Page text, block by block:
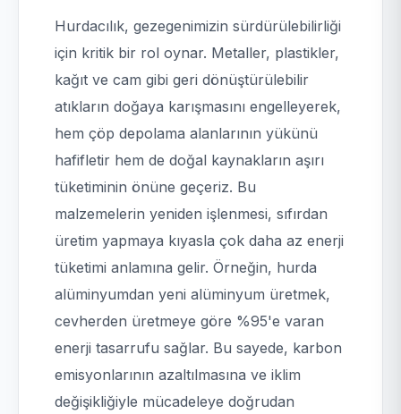
Hurdacılık, gezegenimizin sürdürülebilirliği
için kritik bir rol oynar. Metaller, plastikler,
kağıt ve cam gibi geri dönüştürülebilir
atıkların doğaya karışmasını engelleyerek,
hem çöp depolama alanlarının yükünü
hafifletir hem de doğal kaynakların aşırı
tüketiminin önüne geçeriz. Bu
malzemelerin yeniden işlenmesi, sıfırdan
üretim yapmaya kıyasla çok daha az enerji
tüketimi anlamına gelir. Örneğin, hurda
alüminyumdan yeni alüminyum üretmek,
cevherden üretmeye göre %95'e varan
enerji tasarrufu sağlar. Bu sayede, karbon
emisyonlarının azaltılmasına ve iklim
değişikliğiyle mücadeleye doğrudan